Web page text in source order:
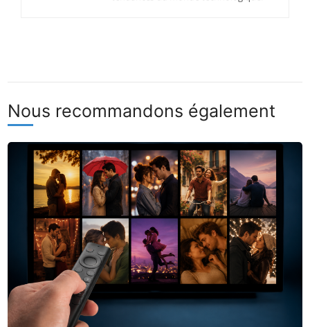
Nous recommandons également